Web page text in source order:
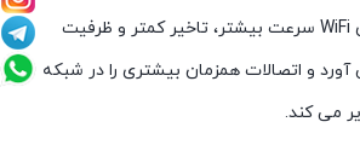
آخرین نسل از فناوری WiFi سرعت بیشتر، تاخیر کمتر و ظرفیت
آورد و اتصالات همزمان بیشتری را در شبکه
می کند.